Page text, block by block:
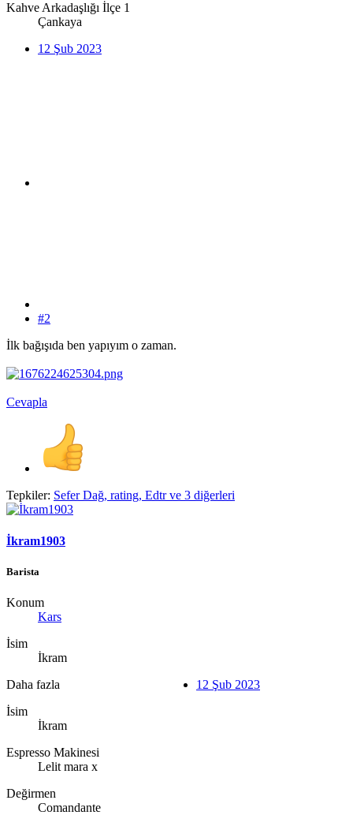
Kahve Arkadaşlığı İlçe 1
Çankaya
12 Şub 2023
#2
İlk bağışıda ben yapıyım o zaman.
Cevapla
Tepkiler: Sefer Dağ, rating, Edtrve 3 diğerleri
İkram1903
Barista
Konum
Kars
İsim
İkram
Daha fazla
İsim
İkram
Espresso Makinesi
Lelit mara x
Değirmen
Comandante
12 Şub 2023